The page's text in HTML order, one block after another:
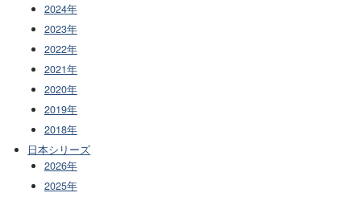
2024年
2023年
2022年
2021年
2020年
2019年
2018年
日本シリーズ
2026年
2025年